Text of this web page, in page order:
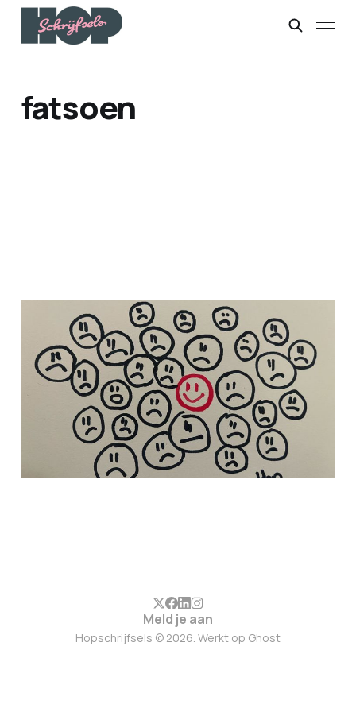
fatsoen
De kracht van een klein
gebaar
12 mrt. 20256 min leestijd
Meld je aan
Hopschrijfsels © 2026. Werkt op Ghost